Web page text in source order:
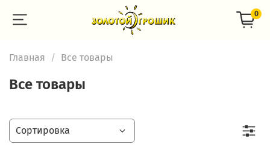
0
Главная Все товары
Все товары